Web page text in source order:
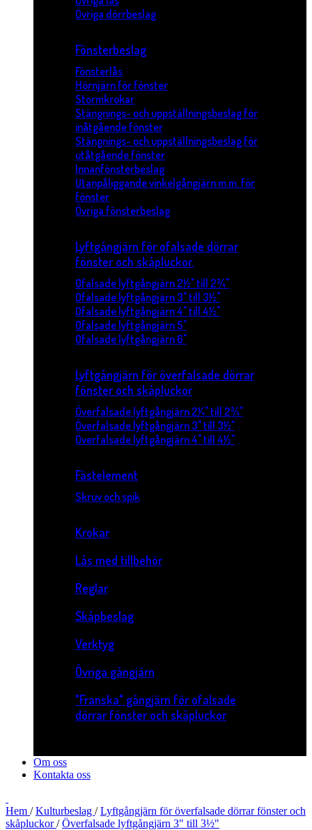
Övriga dörrbeslag
Fönsterbeslag
Fönsterlås
Hörnjärn för fönster
Stormkrokar
Stängnings- och uppställningsbeslag för
inåtgående fönster
Stängnings- och uppställningsbeslag för
utåtgående fönster
Innanfönsterbeslag
Utanpåliggande vinkelgångjärn m.m. för
fönster
Övriga fönsterbeslag
Lyftgångjärn för ofalsade dörrar
fönster och skåpluckor.
Ofalsade lyftgångjärn 2½" till 2¾"
Ofalsade lyftgångjärn 3" till 3½"
Ofalsade lyftgångjärn 4" till 4½"
Ofalsade lyftgångjärn 5"
Ofalsade lyftgångjärn 6"
Lyftgångjärn för överfalsade dörrar
fönster och skåpluckor
Överfalsade lyftgångjärn 2¼" till 2¾"
Överfalsade lyftgångjärn 3" till 3½"
Överfalsade lyftgångjärn 4" till 4½"
Fästelement
Skruv och spik
Krokar
Lås med tillbehör
Reglar
Skåpbeslag
Verktyg
Övriga gångjärn
"Franska" gångjärn för ofalsade
dörrar fönster och skåpluckor
Om oss
Kontakta oss
Hem / Kulturbeslag / Lyftgångjärn för överfalsade dörrar fönster och
skåpluckor/ Överfalsade lyftgångjärn 3" till 3½"